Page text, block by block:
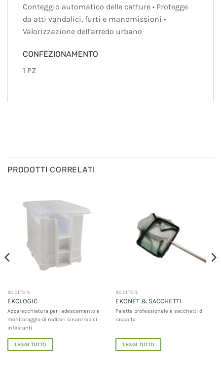
Conteggio automatico delle catture • Protegge
da atti vandalici, furti e manomissioni •
Valorizzazione dell’arredo urbano
CONFEZIONAMENTO
1 PZ
PRODOTTI CORRELATI
RODITORI
EKOLOGIC
Apparecchiatura per l'adescamento e
monitoraggio di roditori sinantropici
infestanti
LEGGI TUTTO
RODITORI
EKONET & SACCHETTI
Paletta professionale e sacchetti di
raccolta
LEGGI TUTTO